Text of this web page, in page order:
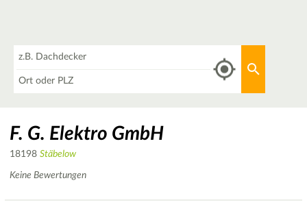
F. G. Elektro GmbH
18198 Stäbelow
Keine Bewertungen